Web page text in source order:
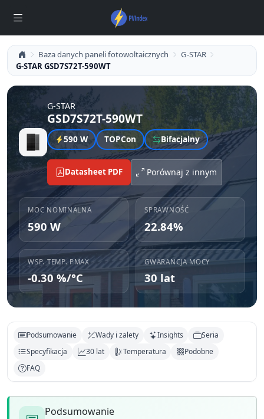
Baza danych paneli fotowoltaicznych
G-STAR
G-STAR GSD7S72T-590WT
G-STAR
GSD7S72T-590WT
590 W TOPCon Bifacjalny
Datasheet PDF Porównaj z innym
MOC NOMINALNA
590 W
SPRAWNOŚĆ
22.84%
WSP. TEMP. PMAX
-0.30 %/°C
GWARANCJA MOCY
30 lat
Podsumowanie Wady i zalety Insights
Seria
Specyfikacja
30 lat Temperatura
Podobne
FAQ
Podsumowanie